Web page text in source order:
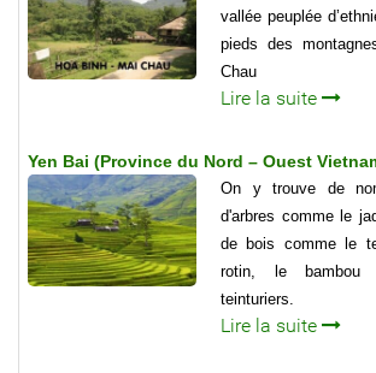
vallée peuplée
pieds des
Chau
Lire la suite
Yen Bai (Province du Nord – Ouest
On y trouve de
d'arbres comme le
de bois comme le
rotin, le bambou
teinturiers.
Lire la suite